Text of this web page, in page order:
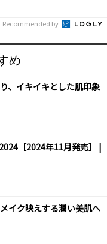
Recommended by
め
、イキイキとした肌印象
［2024年11月発売］ |
イク映えする潤い美肌へ